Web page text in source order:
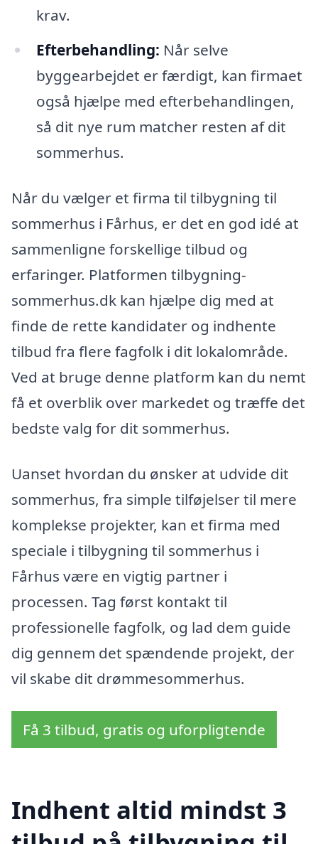
krav.
Efterbehandling: Når selve
byggearbejdet er færdigt, kan firmaet
også hjælpe med efterbehandlingen,
så dit nye rum matcher resten af dit
sommerhus.
Når du vælger et firma til tilbygning til
sommerhus i Fårhus, er det en god idé at
sammenligne forskellige tilbud og
erfaringer. Platformen tilbygning-
sommerhus.dk kan hjælpe dig med at
finde de rette kandidater og indhente
tilbud fra flere fagfolk i dit lokalområde.
Ved at bruge denne platform kan du nemt
få et overblik over markedet og træffe det
bedste valg for dit sommerhus.
Uanset hvordan du ønsker at udvide dit
sommerhus, fra simple tilføjelser til mere
komplekse projekter, kan et firma med
speciale i tilbygning til sommerhus i
Fårhus være en vigtig partner i
processen. Tag først kontakt til
professionelle fagfolk, og lad dem guide
dig gennem det spændende projekt, der
vil skabe dit drømmesommerhus.
Få 3 tilbud, gratis og uforpligtende
Indhent altid mindst 3